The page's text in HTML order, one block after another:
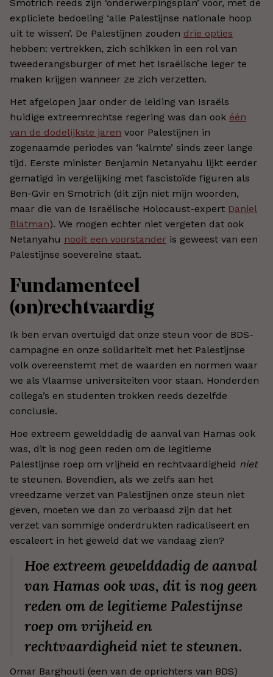
Smotrich reeds zijn ‘onderwerpingsplan’ voor, met de
expliciete bedoeling ‘alle Palestijnse nationale hoop
uit te wissen’. De Palestijnen zouden drie opties
hebben: vertrekken, zich schikken in een rol van
tweederangsburger of met het Israëlische leger te
maken krijgen wanneer ze zich verzetten.
Het afgelopen jaar onder de leiding van Israëls
huidige extreemrechtse regering was dan ook één
van de dodelijkste jaren voor Palestijnen in
zogenaamde periodes van ‘kalmte’ sinds zeer lange
tijd. Eerste minister Benjamin Netanyahu lijkt eerder
gematigd in vergelijking met fascistoïde figuren als
Ben-Gvir en Smotrich (dit zijn niet mijn woorden,
maar die van de Israëlische Holocaust-expert Daniel
Blatman). We mogen echter niet vergeten dat ook
Netanyahu nooit een voorstander is geweest van een
Palestijnse soevereine staat.
Fundamenteel
(on)rechtvaardig
Ik ben ervan overtuigd dat onze steun voor de BDS-
campagne en onze solidariteit met het Palestijnse
volk overeenstemt met de waarden en normen waar
we als Vlaamse universiteiten voor staan. Honderden
collega’s en studenten trokken reeds dezelfde
conclusie.
Hoe extreem gewelddadig de aanval van Hamas ook
was, dit is nog geen reden om de legitieme
Palestijnse roep om vrijheid en rechtvaardigheid niet
te steunen. Bovendien, als we zelfs aan het
vreedzame verzet van Palestijnen onze steun niet
geven, moeten we dan zo verbaasd zijn dat het
verzet van sommige onderdrukten radicaliseert en
escaleert in het geweld dat we vandaag zien?
Hoe extreem gewelddadig de aanval
van Hamas ook was, dit is nog geen
reden om de legitieme Palestijnse
roep om vrijheid en
rechtvaardigheidniette steunen.
Omar Barghouti (een van de oprichters van BDS)